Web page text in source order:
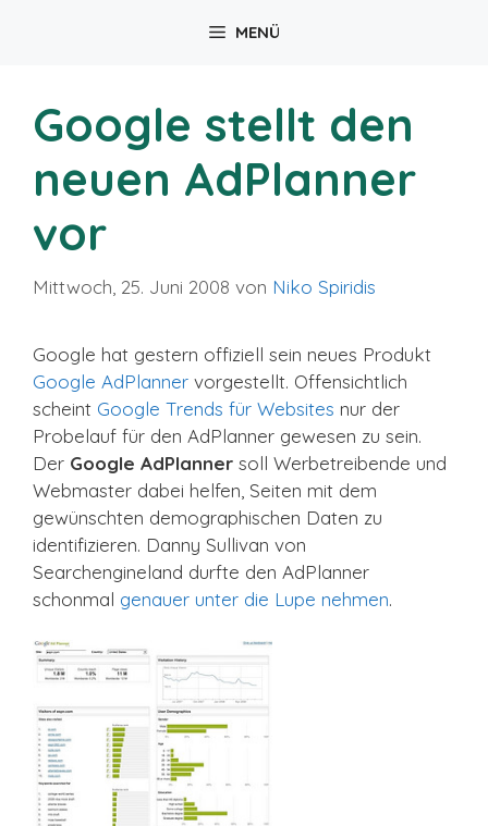
MENÜ
Google stellt den
neuen AdPlanner
vor
Mittwoch, 25. Juni 2008 von Niko Spiridis
Google hat gestern offiziell sein neues Produkt
Google AdPlanner vorgestellt. Offensichtlich
scheint Google Trends für Websites nur der
Probelauf für den AdPlanner gewesen zu sein.
Der Google AdPlanner soll Werbetreibende und
Webmaster dabei helfen, Seiten mit dem
gewünschten demographischen Daten zu
identifizieren. Danny Sullivan von
Searchengineland durfte den AdPlanner
schonmal genauer unter die Lupe nehmen.